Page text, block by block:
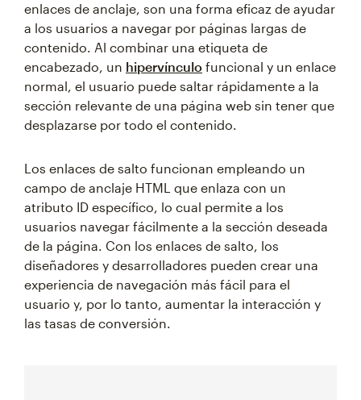
enlaces de anclaje, son una forma eficaz de ayudar
a los usuarios a navegar por páginas largas de
contenido. Al combinar una etiqueta de
encabezado, un hipervínculo funcional y un enlace
normal, el usuario puede saltar rápidamente a la
sección relevante de una página web sin tener que
desplazarse por todo el contenido.
Los enlaces de salto funcionan empleando un
campo de anclaje HTML que enlaza con un
atributo ID específico, lo cual permite a los
usuarios navegar fácilmente a la sección deseada
de la página. Con los enlaces de salto, los
diseñadores y desarrolladores pueden crear una
experiencia de navegación más fácil para el
usuario y, por lo tanto, aumentar la interacción y
las tasas de conversión.